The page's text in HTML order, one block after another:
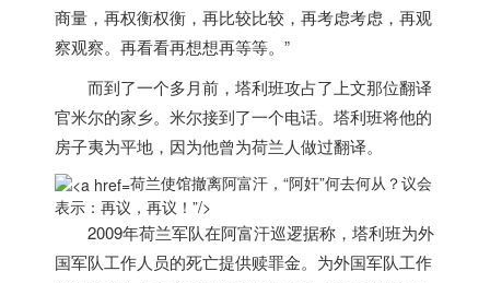
商量，再权衡权衡，再比较比较，再考虑考虑，再观
察观察。再看看再想想再等等。”
而到了一个多月前，塔利班攻占了上文那位翻译
官米尔的家乡。米尔接到了一个电话。塔利班将他的
房子夷为平地，因为他曾为荷兰人做过翻译。
荷兰使馆撤离阿富汗，“阿奸”何去何从？议会
表示：再议，再议！”/>
2009年荷兰军队在阿富汗巡逻据称，塔利班为外
国军队工作人员的死亡提供赎罪金。为外国军队工作